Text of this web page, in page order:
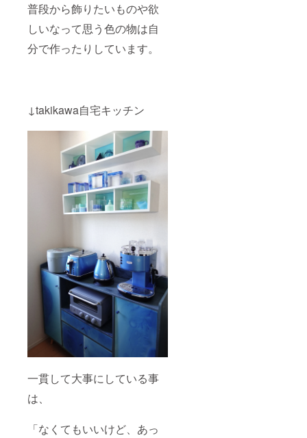
普段から飾りたいものや欲
しいなって思う色の物は自
分で作ったりしています。
↓takikawa自宅キッチン
一貫して大事にしている事
は、
「なくてもいいけど、あっ